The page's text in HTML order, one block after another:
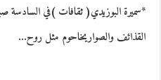
*سميرة البوزيدي( ثقافات )في السادسة
القذائف والصواريخاحوم مثل روح…